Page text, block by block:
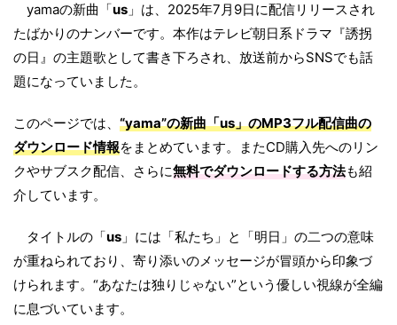
yamaの新曲「us 」は、2025年7月9日に配信リリースされ
たばかりのナンバーです。本作はテレビ朝日系ドラマ『誘拐
の日』の主題歌として書き下ろされ、放送前からSNSでも話
題になっていました。
このページでは、 “yama”の新曲「us」のMP3フル配信曲の
ダウンロード情報をまとめています。またCD購入先へのリン
クやサブスク配信、さらに無料でダウンロードする方法も紹
介しています。
タイトルの「us 」には「私たち」と「明日」の二つの意味
が重ねられており、寄り添いのメッセージが冒頭から印象づ
けられます。“あなたは独りじゃない”という優しい視線が全編
に息づいています。